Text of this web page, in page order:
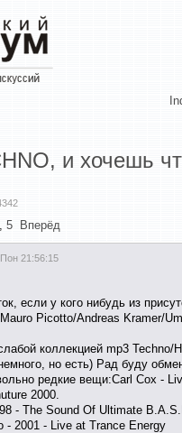
и хочешь
5 Вперёд
21:56:15
если у кого нибудь из
Picotto/Andreas Kramer/
коллекцией mp3 Techno/
но есть) Рад буду
редкие вещи:Carl Cox -
2000.
- The Sound Of Ultimate
- 2001 - Live at Trance Energy